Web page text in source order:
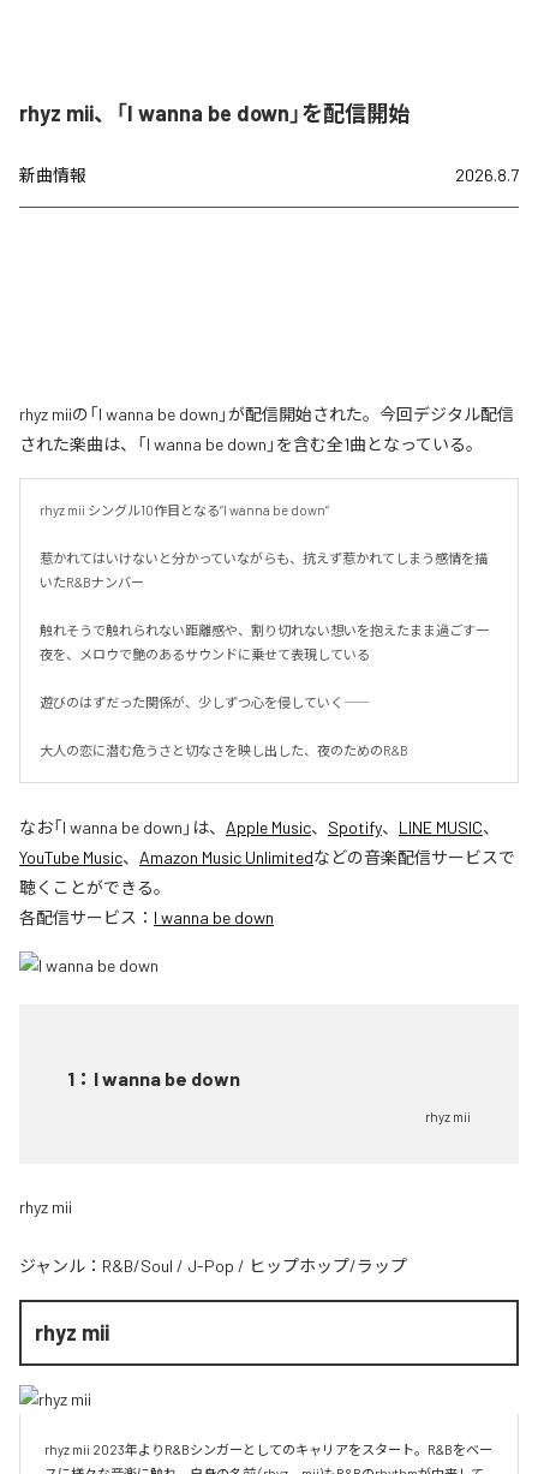
rhyz mii、「I wanna be down」を配信開始
新曲情報 2026.8.7
rhyz miiの「I wanna be down」が配信開始された。今回デジタル配信
された楽曲は、「I wanna be down」を含む全1曲となっている。
rhyz mii シングル10作目となる”I wanna be down”
惹かれてはいけないと分かっていながらも、抗えず惹かれてしまう感情を描
いたR&Bナンバー
触れそうで触れられない距離感や、割り切れない想いを抱えたまま過ごす一
夜を、メロウで艶のあるサウンドに乗せて表現している
遊びのはずだった関係が、少しずつ心を侵していく――
大人の恋に潜む危うさと切なさを映し出した、夜のためのR&B
なお「I wanna be down 」は、 Apple Music、 Spotify、 LINE MUSIC、
YouTube Music、 Amazon Music Unlimitedなどの音楽配信サービスで
聴くことができる。
各配信サービス： I wanna be down
1 ： I wanna be down
rhyz mii
rhyz mii
ジャンル： R&B/Soul / J-Pop / ヒップホップ/ラップ
rhyz mii
rhyz mii 2023年よりR&Bシンガーとしてのキャリアをスタート。R&Bをベー